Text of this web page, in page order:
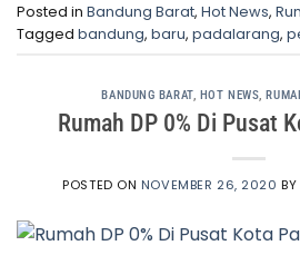
Posted in Bandung Barat, Hot News,
Tagged bandung, baru, padalarang,
BANDUNG BARAT, HOT NEWS,
Rumah DP 0% Di Pusat
POSTED ON NOVEMBER 26, 2020 BY